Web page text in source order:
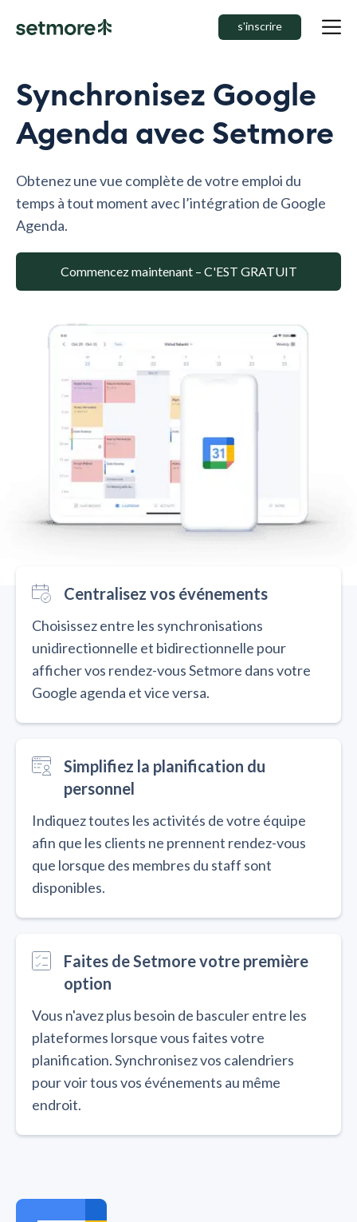
s'inscrire
Synchronisez Google
Agenda avec Setmore
Obtenez une vue complète de votre emploi du
temps à tout moment avec l’intégration de Google
Agenda.
Commencez maintenant – C'EST GRATUIT
Centralisez vos événements
Choisissez entre les synchronisations
unidirectionnelle et bidirectionnelle pour
afficher vos rendez-vous Setmore dans votre
Google agenda et vice versa.
Simplifiez la planification du
personnel
Indiquez toutes les activités de votre équipe
afin que les clients ne prennent rendez-vous
que lorsque des membres du staff sont
disponibles.
Faites de Setmore votre première
option
Vous n'avez plus besoin de basculer entre les
plateformes lorsque vous faites votre
planification. Synchronisez vos calendriers
pour voir tous vos événements au même
endroit.